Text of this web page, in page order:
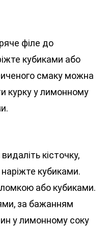
філе до
кубиками або
смаку можна
курку у лимонному
кісточку,
кубиками.
або кубиками.
за бажанням
у лимонному соку